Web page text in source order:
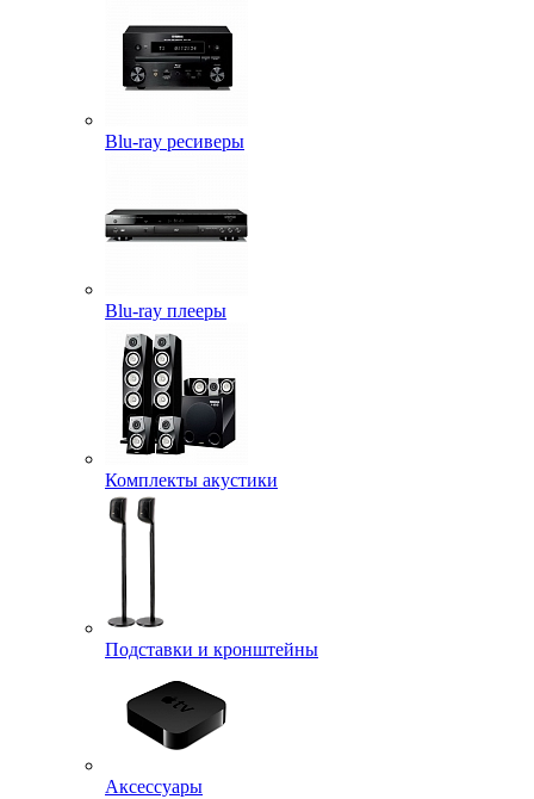
Blu-ray ресиверы
Blu-ray плееры
Комплекты акустики
Подставки и кронштейны
Аксессуары